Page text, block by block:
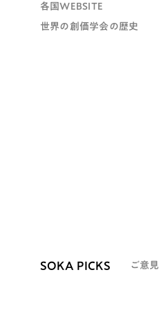
各国WEBSITE
世界の創価学会の歴史
SOKA PICKS ご意見